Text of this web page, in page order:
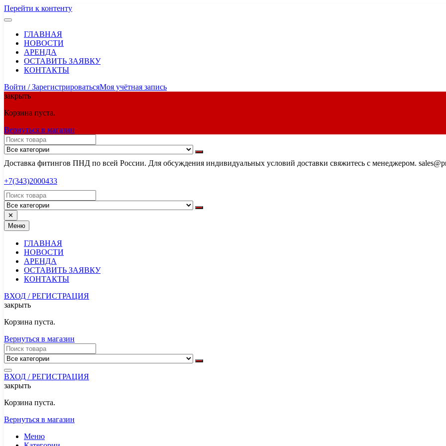
Перейти к контенту
ГЛАВНАЯ
НОВОСТИ
АРЕНДА
ОСТАВИТЬ ЗАЯВКУ
КОНТАКТЫ
Войти / ЗарегистрироватьсяМоя учётная запись
закрыть
Корзина пуста.
Вернуться в магазин
Доставка фитингов ПНД по всей России. Для обсуждения индивидуальных условий доставки свяжитесь с менеджером.
+7(343)2000433
✕
Меню
ГЛАВНАЯ
НОВОСТИ
АРЕНДА
ОСТАВИТЬ ЗАЯВКУ
КОНТАКТЫ
ВХОД / РЕГИСТРАЦИЯ
закрыть
Корзина пуста.
Вернуться в магазин
ВХОД / РЕГИСТРАЦИЯ
закрыть
Корзина пуста.
Вернуться в магазин
Меню